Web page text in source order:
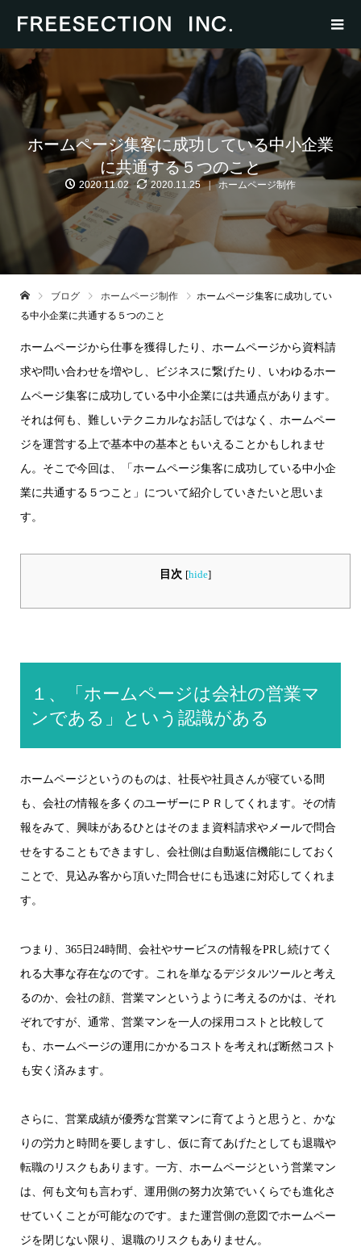
ホームページ集客に成功している中小企業
に共通する５つのこと
2020.11.02 2020.11.25 ホームページ制作
ブログ ホームページ制作
ホームページ集客に成功してい
る中小企業に共通する５つのこと
ホームページから仕事を獲得したり、ホームページから資料請
求や問い合わせを増やし、ビジネスに繋げたり、いわゆるホー
ムページ集客に成功している中小企業には共通点があります。
それは何も、難しいテクニカルなお話しではなく、ホームペー
ジを運営する上で基本中の基本ともいえることかもしれませ
ん。そこで今回は、「ホームページ集客に成功している中小企
業に共通する５つこと」について紹介していきたいと思いま
す。
目次 [hide]
１、「ホームページは会社の営業マ
ンである」という認識がある
ホームページというのものは、社長や社員さんが寝ている間
も、会社の情報を多くのユーザーにＰＲしてくれます。その情
報をみて、興味があるひとはそのまま資料請求やメールで問合
せをすることもできますし、会社側は自動返信機能にしておく
ことで、見込み客から頂いた問合せにも迅速に対応してくれま
す。
つまり、365日24時間、会社やサービスの情報をPRし続けてく
れる大事な存在なのです。これを単なるデジタルツールと考え
るのか、会社の顔、営業マンというように考えるのかは、それ
ぞれですが、通常、営業マンを一人の採用コストと比較して
も、ホームページの運用にかかるコストを考えれば断然コスト
も安く済みます。
さらに、営業成績が優秀な営業マンに育てようと思うと、かな
りの労力と時間を要しますし、仮に育てあげたとしても退職や
転職のリスクもあります。一方、ホームページという営業マン
は、何も文句も言わず、運用側の努力次第でいくらでも進化さ
せていくことが可能なのです。また運営側の意図でホームペー
ジを閉じない限り、退職のリスクもありません。